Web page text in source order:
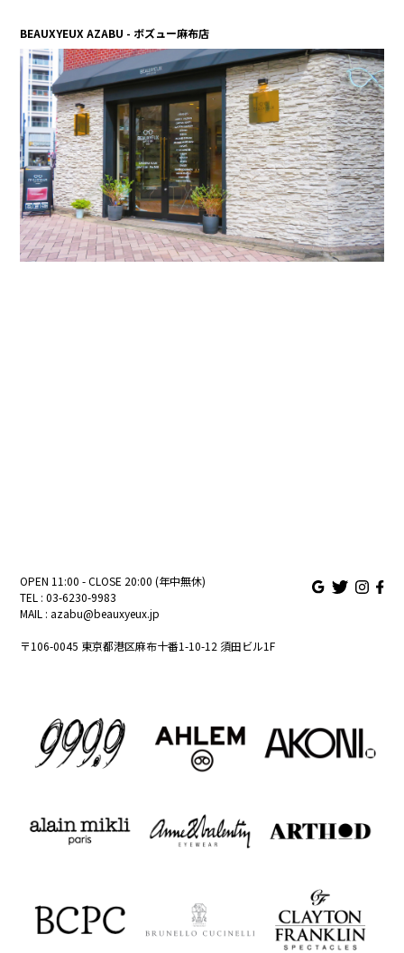
BEAUXYEUX AZABU - ボズュー麻布店
OPEN 11:00 - CLOSE 20:00 (年中無休)
TEL :03-6230-9983
MAIL : azabu@beauxyeux.jp
〒106-0045 東京都港区麻布十番1-10-12 須田ビル1F